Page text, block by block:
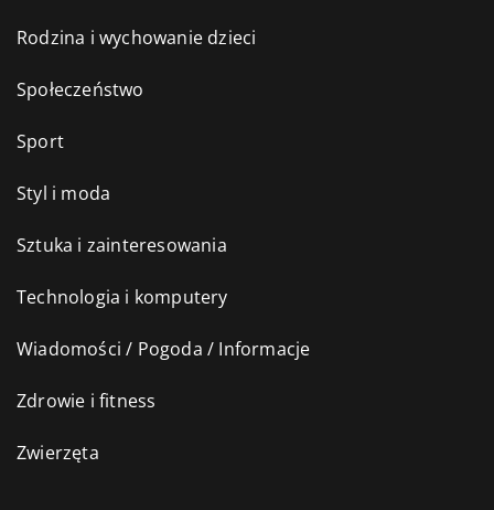
Rodzina i wychowanie dzieci
Społeczeństwo
Sport
Styl i moda
Sztuka i zainteresowania
Technologia i komputery
Wiadomości / Pogoda / Informacje
Zdrowie i fitness
Zwierzęta